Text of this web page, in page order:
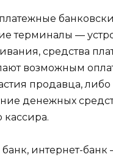
терминалы —
средства
возможным
продавца, либо
денежных
кассира.
интернет-банк